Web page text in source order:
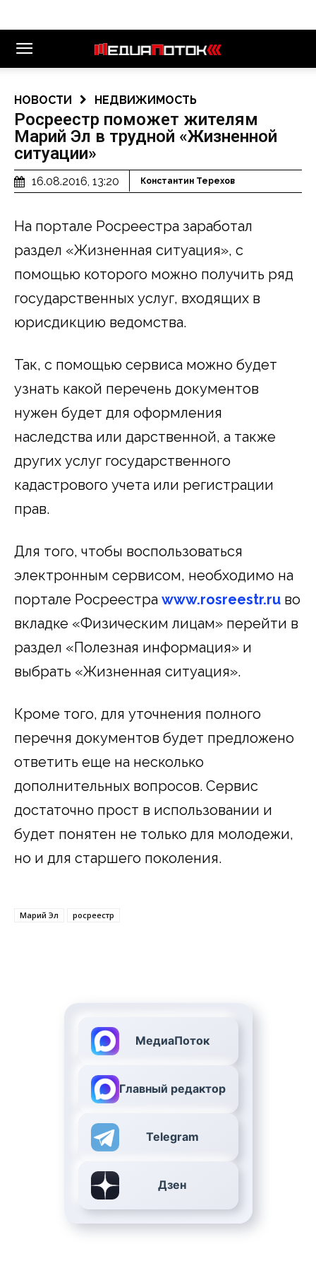
НОВОСТИ НЕДВИЖИМОСТЬ
Росреестр поможет жителям
Марий Эл в трудной «Жизненной
ситуации»
16.08.2016, 13:20 Константин Терехов
На портале Росреестра заработал
раздел «Жизненная ситуация», с
помощью которого можно получить ряд
государственных услуг, входящих в
юрисдикцию ведомства.
Так, с помощью сервиса можно будет
узнать какой перечень документов
нужен будет для оформления
наследства или дарственной, а также
других услуг государственного
кадастрового учета или регистрации
прав.
Для того, чтобы воспользоваться
электронным сервисом, необходимо на
портале Росреестра www.rosreestr.ru во
вкладке «Физическим лицам» перейти в
раздел «Полезная информация» и
выбрать «Жизненная ситуация».
Кроме того, для уточнения полного
перечня документов будет предложено
ответить еще на несколько
дополнительных вопросов. Сервис
достаточно прост в использовании и
будет понятен не только для молодежи,
но и для старшего поколения.
Марий Эл росреестр
МедиаПоток
Главный редактор
Telegram
Дзен